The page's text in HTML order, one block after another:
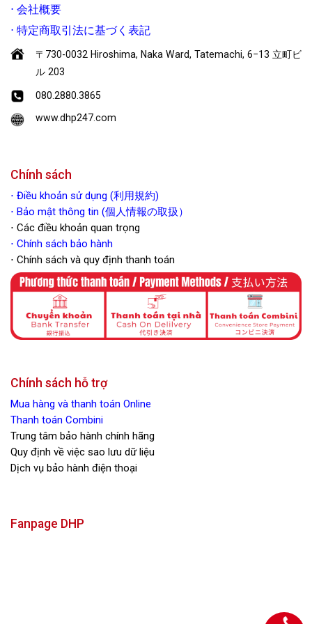
⋅ 会社概要
⋅ 特定商取引法に基づく表記
〒730-0032 Hiroshima, Naka Ward, Tatemachi, 6−13 立町ビ
ル 203
080.2880.3865
www.dhp247.com
Chính sách
⋅ Điều khoản sử dụng (利用規約)
⋅ Bảo mật thông tin (個人情報の取扱）
⋅ Các điều khoản quan trọng
⋅ Chính sách bảo hành
⋅ Chính sách và quy định thanh toán
Chính sách hỗ trợ
Mua hàng và thanh toán Online
Thanh toán Combini
Trung tâm bảo hành chính hãng
Quy định về việc sao lưu dữ liệu
Dịch vụ bảo hành điện thoại
Fanpage DHP